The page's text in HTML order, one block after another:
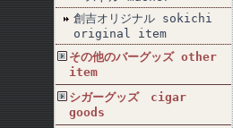
創吉オリジナル sokichi
original item
その他のバーグッズ other
item
シガーグッズ cigar
goods